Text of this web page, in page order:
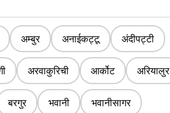
अम्बुर अनाईकट्टू अंदीपट्टी
अरवाकुरिची आर्कोट अरियालुर
बरगुर भवानी भवानीसागर